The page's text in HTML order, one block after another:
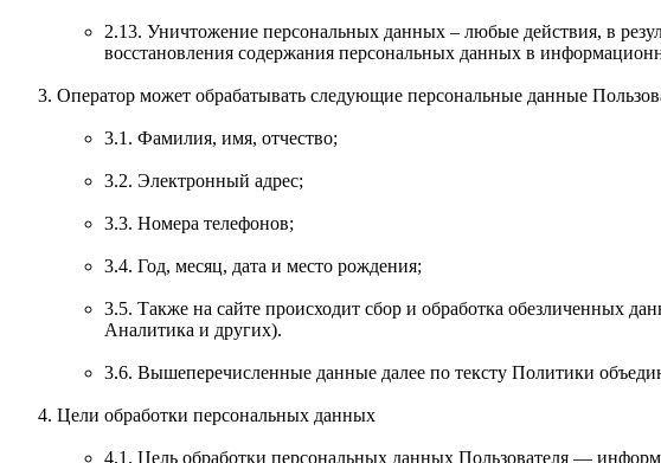
2.13. Уничтожение персональных данных – любые действия, в
восстановления содержания персональных данных в
Оператор может обрабатывать следующие персональные данные
3.1. Фамилия, имя, отчество;
3.2. Электронный адрес;
3.3. Номера телефонов;
3.4. Год, месяц, дата и место рождения;
3.5. Также на сайте происходит сбор и обработка обезличенных
Аналитика и других).
3.6. Вышеперечисленные данные далее по тексту Политики
Цели обработки персональных данных
4.1. Цель обработки персональных данных Пользователя —